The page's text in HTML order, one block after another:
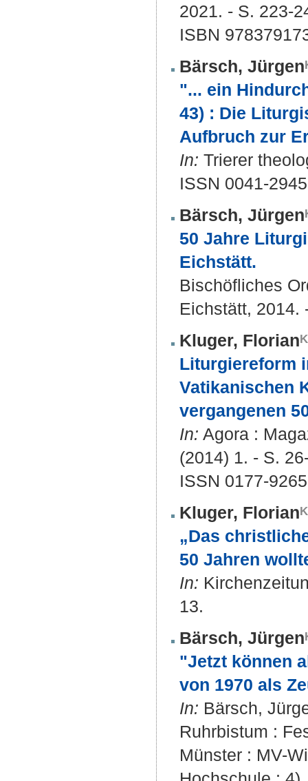
2021. - S. 223-
ISBN
Bärsch, Jürgen
"... ein
43) : Die
Aufbruch zur
In: Trierer
ISSN 0041-2945
Bärsch, Jürgen
50 Jahre
Eichstätt.
Bischöfliches
Eichstätt, 2014.
Kluger, Florian
Liturgiereform
Vatikanischen
vergangenen
In: Agora :
(2014) 1. - S.
ISSN 0177-9265
Kluger, Florian
„Das
50 Jahren
In:
13.
Bärsch, Jürgen
"Jetzt können
von 1970 als
In: Bärsch,
Ruhrbistum :
Münster : MV-